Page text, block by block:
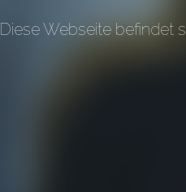
Diese Webseite befindet